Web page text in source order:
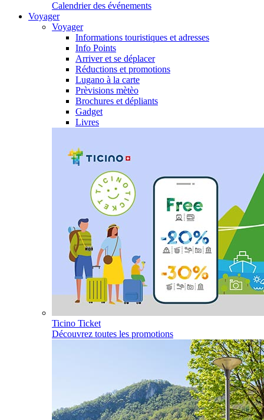
Calendrier des événements
Voyager
Voyager
Informations touristiques et adresses
Info Points
Arriver et se déplacer
Réductions et promotions
Lugano à la carte
Prèvisions mètèo
Brochures et dépliants
Gadget
Livres
Ticino Ticket
Découvrez toutes les promotions